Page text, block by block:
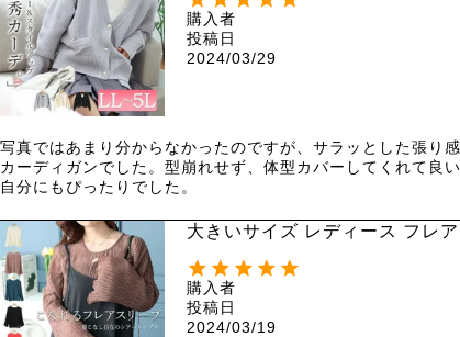
購入者
投稿日
2024/03/29
写真ではあまり分からなかったのですが、サラッとした張り
カーディガンでした。型崩れせず、体型カバーしてくれて良
自分にもぴったりでした。
大きいサイズ レディース フレ
購入者
投稿日
2024/03/19